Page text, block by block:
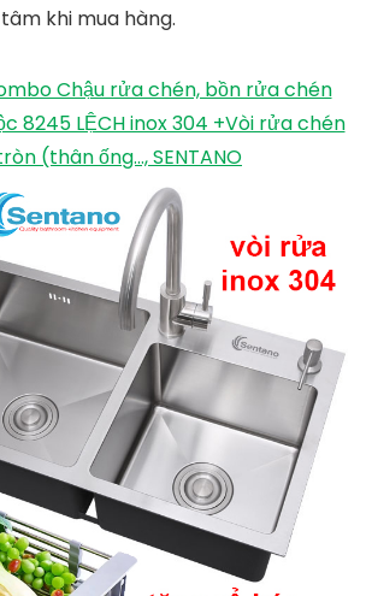
khi mua hàng.
Chậu rửa chén, bồn rửa chén
8245 LỆCH inox 304 +Vòi rửa chén
(thân ống..., SENTANO